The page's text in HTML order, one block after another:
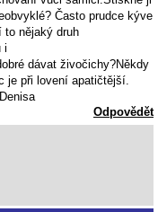
Často prudce kýve
to nějaký druh
i
dávat živočichy?Někdy
je při lovení apatičtější.
Odpovědět